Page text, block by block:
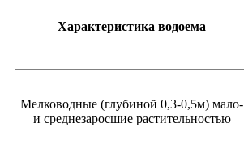
Характеристика водоема
Мелководные (глубиной 0,3-0,5м) мало-
и среднезаросшие растительностью